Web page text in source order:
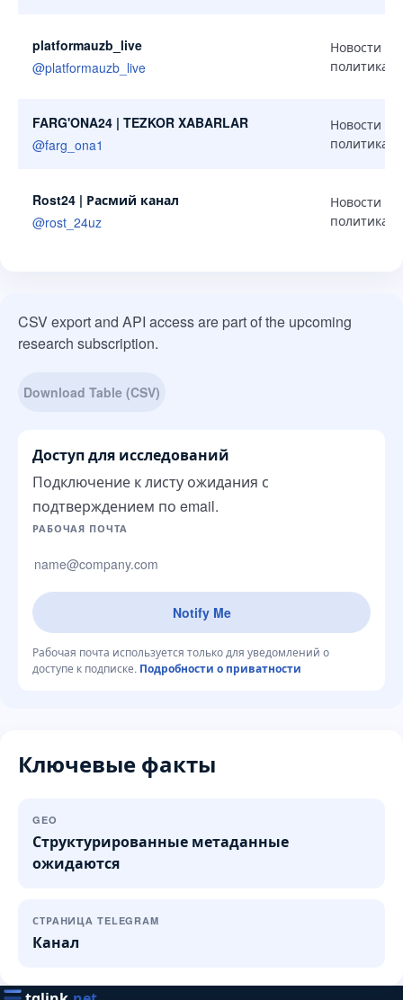
platformauzb_live
@platformauzb_live
Новости и
политика
FARG'ONA24 | TEZKOR XABARLAR
@farg_ona1
Новости и
политика
Rost24 | Расмий канал
@rost_24uz
Новости и
политика
CSV export and API access are part of the upcoming
research subscription.
Download Table (CSV)
Доступ для исследований
Подключение к листу ожидания с
подтверждением по email.
Сайт компании
РАБОЧАЯ ПОЧТА
Notify Me
Рабочая почта используется только для уведомлений о
доступе к подписке. Подробности о приватности
Ключевые факты
GEO
Структурированные метаданные
ожидаются
СТРАНИЦА TELEGRAM
Канал